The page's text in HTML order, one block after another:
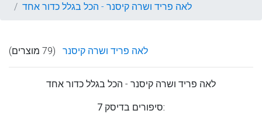
לאה פריד ושרה קיסנר - הכל בגלל כדור אחד
לאה פריד ושרה קיסנר (79 מוצרים)
לאה פריד ושרה קיסנר - הכל בגלל כדור אחד
7 סיפורים בדיסק: